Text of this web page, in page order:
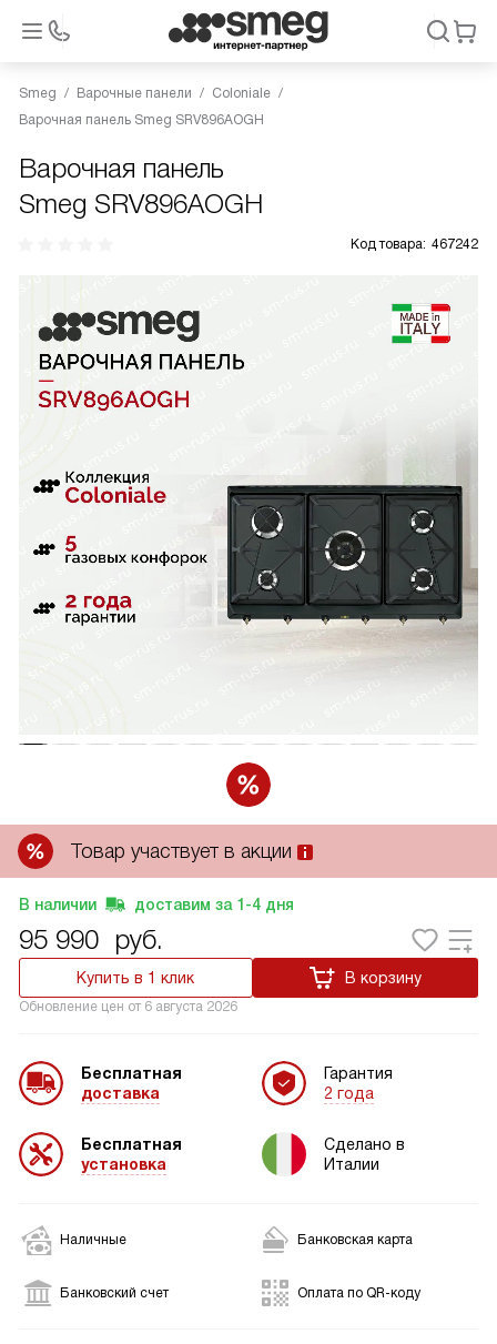
Smeg Варочные панели
Coloniale
Варочная панель Smeg SRV896AOGH
Варочная панель
Smeg SRV896AOGH
Код товара: 467242
Товар участвует в акции
В наличии доставим за 1-4 дня
95 990 руб.
Купить в 1 клик В корзину
Обновление цен от 6 августа 2026
Бесплатная
доставка
Бесплатная
установка
Гарантия
2 года
Сделано в
Италии
Наличные Банковская карта
Банковский счет Оплата по QR-коду